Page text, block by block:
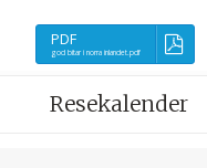
PDF
god bitar i norra inlandet.pdf
Resekalender